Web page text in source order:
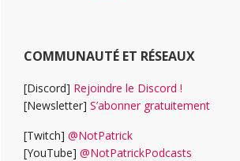
COMMUNAUTÉ ET RÉSEAUX
[Discord] Rejoindre le Discord !
[Newsletter] S’abonner gratuitement
[Twitch] @NotPatrick
[YouTube] @NotPatrickPodcasts